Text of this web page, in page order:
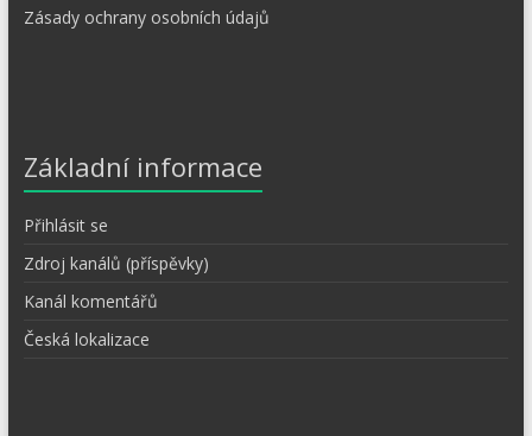
Zásady ochrany osobních údajů
Základní informace
Přihlásit se
Zdroj kanálů (příspěvky)
Kanál komentářů
Česká lokalizace